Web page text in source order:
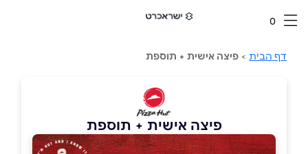
0
דף הבית > פיצה אישית + תוספת
פיצה אישית + תוספת